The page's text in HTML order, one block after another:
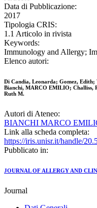
Data di Pubblicazione:
2017
Tipologia CRIS:
1.1 Articolo in rivista
Keywords:
Immunology and Allergy;
Elenco autori:
Di Candia, Leonarda; Gomez,
Bianchi, MARCO EMILIO; Challiss,
Ruth M.
Autori di Ateneo:
BIANCHI MARCO
Link alla scheda completa:
https://iris.unisr.it/handle/
Pubblicato in:
JOURNAL OF ALLERGY AND
Journal